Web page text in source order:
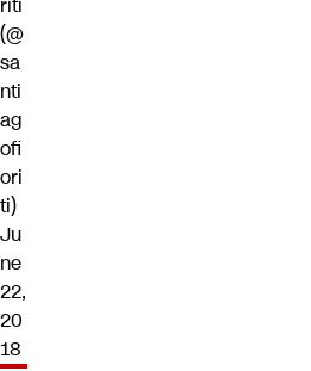
riti
(@
sa
nti
ag
ofi
ori
ti)
Ju
ne
22,
20
18